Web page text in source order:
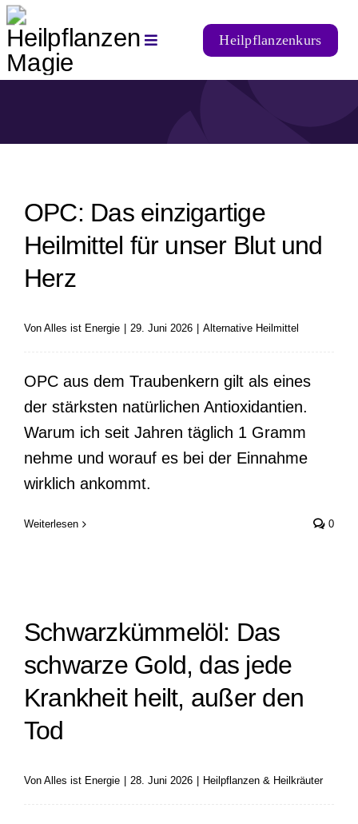
Zum
Inhalt
springen
Toggle
Alternative Heilmittel
Natürliche Ernährung
Heilpflanzenkurs
OPC: Das einzigartige
Heilmittel für unser Blut und
Herz
Von Alles ist Energie 29. Juni 2026 Alternative Heilmittel
OPC aus dem Traubenkern gilt als eines
der stärksten natürlichen Antioxidantien.
Warum ich seit Jahren täglich 1 Gramm
nehme und worauf es bei der Einnahme
wirklich ankommt.
Weiterlesen 0
Schwarzkümmelöl: Das
schwarze Gold, das jede
Krankheit heilt, außer den
Tod
Von Alles ist Energie 28. Juni 2026 Heilpflanzen & Heilkräuter